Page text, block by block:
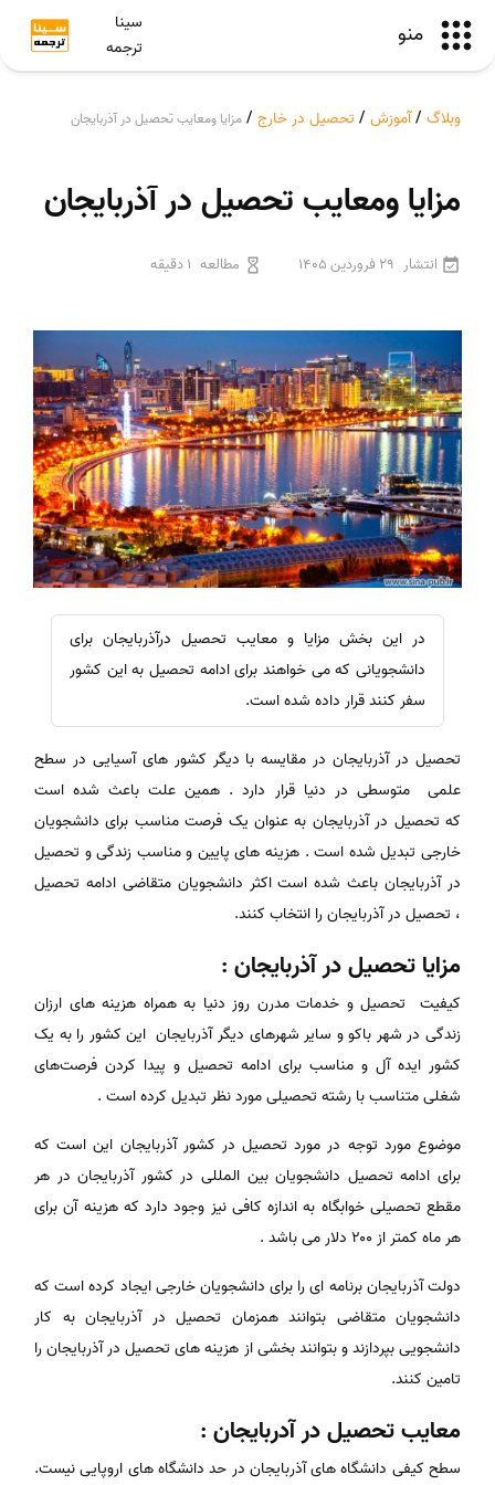
منو
سینا
ترجمه
وبلاگ /آموزش / تحصیل در خارج / مزایا ومعایب تحصیل در آذربایجان
مزایا ومعایب تحصیل در آذربایجان
انتشار 29 فروردین 1405 مطالعه 1 دقیقه
در این بخش مزایا و معایب تحصیل درآذربایجان برای
دانشجویانی که می خواهند برای ادامه تحصیل به این کشور
سفر کنند قرار داده شده است.
تحصیل در آذربایجان در مقایسه با دیگر کشور های آسیایی در سطح
علمی متوسطی در دنیا قرار دارد . همین علت باعث شده است
که تحصیل در آذربایجان به عنوان یک فرصت مناسب برای دانشجویان
خارجی تبدیل شده است . هزینه های پایین و مناسب زندگی و تحصیل
در آذربایجان باعث شده است اکثر دانشجویان متقاضی ادامه تحصیل
، تحصیل در آذربایجان را انتخاب کنند.
مزایا تحصیل در آذربایجان :
کیفیت تحصیل و خدمات مدرن روز دنیا به همراه هزینه های ارزان
زندگی در شهر باکو و سایر شهرهای دیگر آذربایجان این کشور را به یک
کشور ایده آل و مناسب برای ادامه تحصیل و پیدا کردن فرصت‌های
شغلی متناسب با رشته تحصیلی مورد نظر تبدیل کرده است .
موضوع مورد توجه در مورد تحصیل در کشور آذربایجان این است که
برای ادامه تحصیل دانشجویان بین المللی در کشور آذربایجان در هر
مقطع تحصیلی خوابگاه به اندازه کافی نیز وجود دارد که هزینه آن برای
هر ماه کمتر از ۲۰۰ دلار می باشد .
دولت آذربایجان برنامه ای را برای دانشجویان خارجی ایجاد کرده است که
دانشجویان متقاضی بتوانند همزمان تحصیل در آذربایجان به کار
دانشجویی بپردازند و بتوانند بخشی از هزینه های تحصیل در آذربایجان را
تامین کنند.
معایب تحصیل در آدربایجان :
سطح کیفی دانشگاه های آذربایجان در حد دانشگاه های اروپایی نیست.